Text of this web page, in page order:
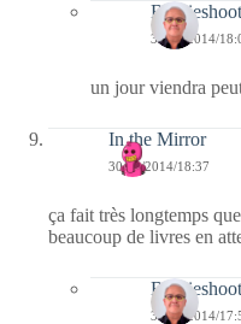
Bernieshoot
31/12/2014/
un jour viendra
In the Mirror
30/12/2014/18:37
ça fait très longtemps
beaucoup de livres en
Bernieshoot
31/12/2014/